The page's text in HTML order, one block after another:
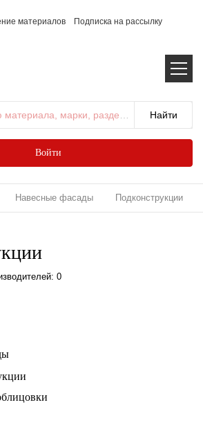
материалов
Подписка на рассылку
марки, раздела...
Войти
Навесные фасады Подконструкции
0